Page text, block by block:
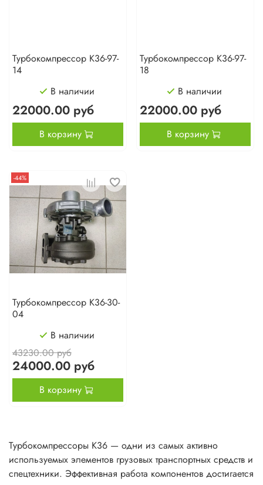
Турбокомпрессор К36-97-
14
В наличии
22000.00 руб
В корзину
Турбокомпрессор К36-97-
18
В наличии
22000.00 руб
В корзину
-44%
Турбокомпрессор К36-30-
04
В наличии
43230.00 руб
24000.00 руб
В корзину
Турбокомпрессоры К36 — одни из самых активно
используемых элементов грузовых транспортных средств и
спецтехники. Эффективная работа компонентов достигается